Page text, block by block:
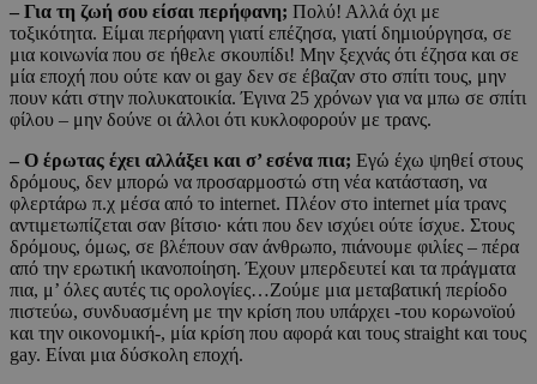
– Για τη ζωή σου είσαι περήφανη; Πολύ! Αλλά όχι με
τοξικότητα. Είμαι περήφανη γιατί επέζησα, γιατί δημιούργησα, σε
μια κοινωνία που σε ήθελε σκουπίδι! Μην ξεχνάς ότι έζησα και σε
μία εποχή που ούτε καν οι gay δεν σε έβαζαν στο σπίτι τους, μην
πουν κάτι στην πολυκατοικία. Έγινα 25 χρόνων για να μπω σε σπίτι
φίλου – μην δούνε οι άλλοι ότι κυκλοφορούν με τρανς.
– Ο έρωτας έχει αλλάξει και σ’ εσένα πια; Εγώ έχω ψηθεί στους
δρόμους, δεν μπορώ να προσαρμοστώ στη νέα κατάσταση, να
φλερτάρω π.χ μέσα από το internet. Πλέον στο internet μία τρανς
αντιμετωπίζεται σαν βίτσιο· κάτι που δεν ισχύει ούτε ίσχυε. Στους
δρόμους, όμως, σε βλέπουν σαν άνθρωπο, πιάνουμε φιλίες – πέρα
από την ερωτική ικανοποίηση. Έχουν μπερδευτεί και τα πράγματα
πια, μ’ όλες αυτές τις ορολογίες…Ζούμε μια μεταβατική περίοδο
πιστεύω, συνδυασμένη με την κρίση που υπάρχει -του κορωνοϊού
και την οικονομική-, μία κρίση που αφορά και τους straight και τους
gay. Είναι μια δύσκολη εποχή.